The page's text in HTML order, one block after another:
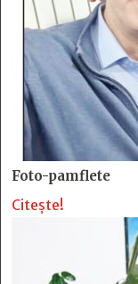
Foto-pamflete
Citește!